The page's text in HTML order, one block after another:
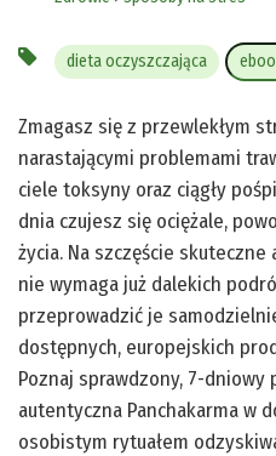
dieta oczyszczająca
Zmagasz się z przewlekłym
narastającymi problemami
ciele toksyny oraz ciągły
dnia czujesz się ociężale,
życia. Na szczęście
nie wymaga już dalekich
przeprowadzić je
dostępnych, europejskich
Poznaj sprawdzony, 7-
autentyczna Panchakarma w
osobistym rytuałem